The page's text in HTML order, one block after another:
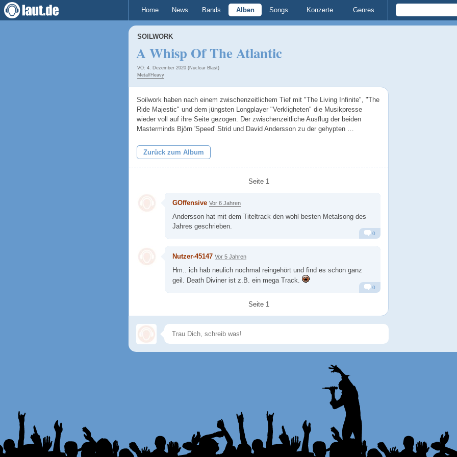
Home News Bands Alben Songs Konzerte Genres
SOILWORK
A Whisp Of The Atlantic
VÖ: 4. Dezember 2020 (Nuclear Blast)
Metal/Heavy
Soilwork haben nach einem zwischenzeitlichem Tief mit "The Living Infinite", "The
Ride Majestic" und dem jüngsten Longplayer "Verkligheten" die Musikpresse
wieder voll auf ihre Seite gezogen. Der zwischenzeitliche Ausflug der beiden
Masterminds Björn 'Speed' Strid und David Andersson zu der gehypten …
Zurück zum Album
Seite 1
GOffensive Vor 6 Jahren
Andersson hat mit dem Titeltrack den wohl besten Metalsong des
Jahres geschrieben.
0
Nutzer-45147 Vor 5 Jahren
Hm.. ich hab neulich nochmal reingehört und find es schon ganz
geil. Death Diviner ist z.B. ein mega Track.
0
Seite 1
Speichern